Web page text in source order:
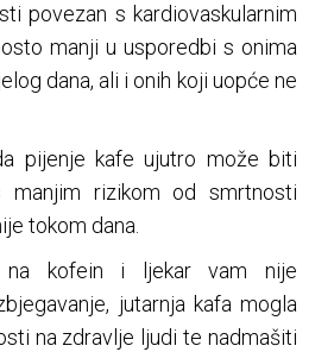
povezan s kardiovaskularnim
manji u usporedbi s onima
dana, ali i onih koji uopće ne
pijenje kafe ujutro može biti
manjim rizikom od smrtnosti
tokom dana.
na kofein i ljekar vam nije
jutarnja kafa mogla
na zdravlje ljudi te nadmašiti